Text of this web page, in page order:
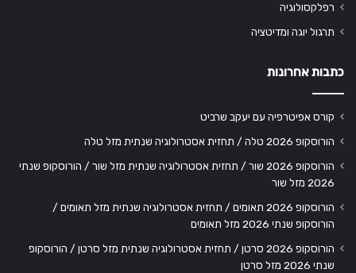
רפלקסולוגיה
תרגול יוגה ומדיטציה
כתבות אחרונות
קורס אפיטרפיה עם יעקב שרביט
הורוסקופ 2026 טלה / תחזית אסטרולוגיה שנתית מזל טלה
הורוסקופ 2026 שור / תחזית אסטרולוגיה שנתית מזל שור / הורוסקופ שנתי
2026 מזל שור
הורוסקופ 2026 תאומים / תחזית אסטרולוגיה שנתית מזל תאומים /
הורוסקופ שנתי 2026 מזל תאומים
הורוסקופ 2026 סרטן / תחזית אסטרולוגיה שנתית מזל סרטן / הורוסקופ
שנתי 2026 מזל סרטן